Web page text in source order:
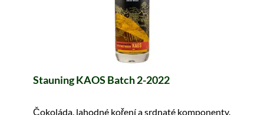
Stauning KAOS Batch 2-2022
Čokoláda, lahodné koření a srdnaté komponenty.